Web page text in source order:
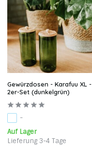
Gewürzdosen - Karafuu XL -
2er-Set (dunkelgrün)
-
Auf Lager
Lieferung 3-4 Tage